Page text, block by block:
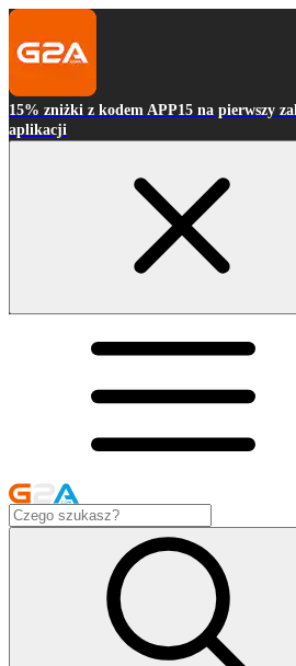
15% zniżki z kodem APP15 na pierwszy
aplikacji